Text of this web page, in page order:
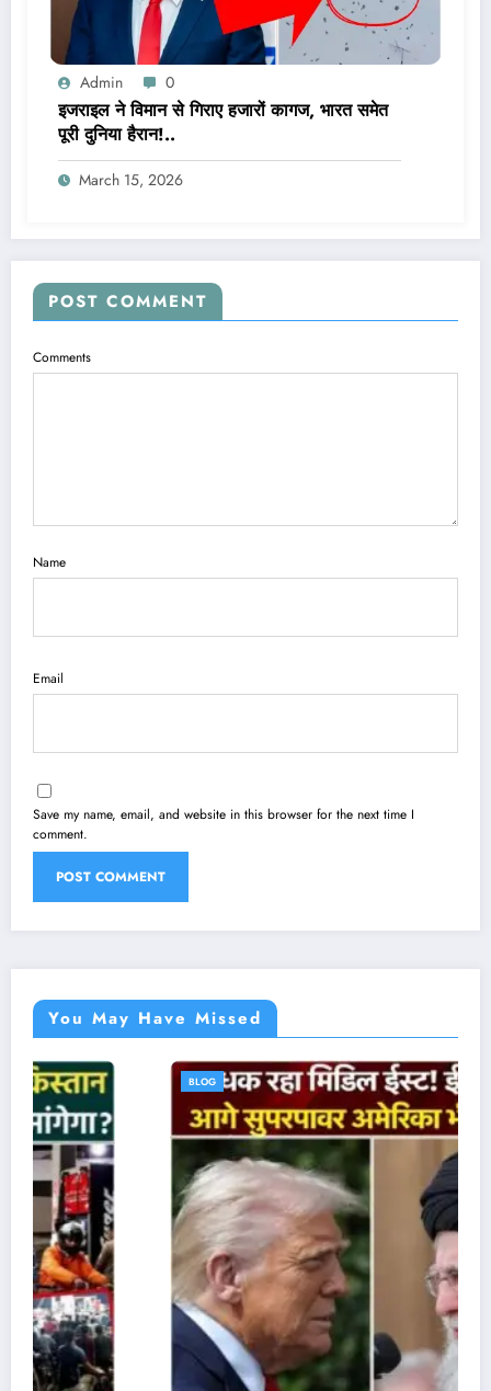
Admin 0
इजराइल ने विमान से गिराए हजारों कागज, भारत समेत
पूरी दुनिया हैरान!..
March 15, 2026
POST COMMENT
Comments
Name
Email
Save my name, email, and website in this browser for the next time I
comment.
You May Have Missed
BLOG